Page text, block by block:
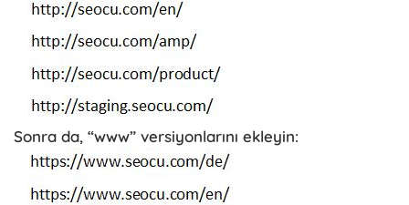
Sonra da, “www” versiyonlarını ekleyin: